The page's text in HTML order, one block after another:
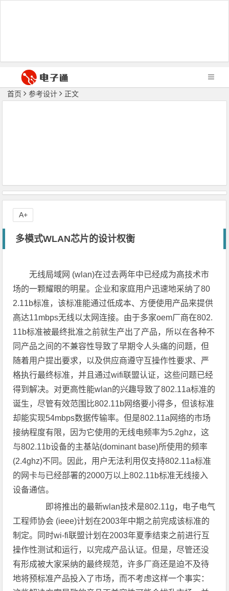
首页 参考设计 正文
多模式WLAN芯片的设计权衡
无线局域网 (wlan)在过去两年中已经成为高技术市
场的一颗耀眼的明星。企业和家庭用户迅速地采纳了80
2.11b标准，该标准能通过低成本、方便使用产品来提供
高达11mbps无线以太网连接。由于多家oem厂商在802.
11b标准被最终批准之前就生产出了产品，所以在各种不
同产品之间的不兼容性导致了早期令人头痛的问题，但
随着用户提出要求，以及供应商遵守互操作性要求、严
格执行最终标准，并且通过wifi联盟认证，这些问题已经
得到解决。对更高性能wlan的兴趣导致了802.11a标准的
诞生，尽管有效范围比802.11b网络要小得多，但该标准
却能实现54mbps数据传输率。但是802.11a网络的市场
接纳程度有限，因为它使用的无线电频率为5.2ghz，这
与802.11b设备的主基站(dominant base)所使用的频率
(2.4ghz)不同。因此，用户无法利用仅支持802.11a标准
的网卡与已经部署的2000万以上802.11b标准无线接入
设备通信。
即将推出的最新wlan技术是802.11g，电子电气
工程师协会 (ieee)计划在2003年中期之前完成该标准的
制定。同时wi-fi联盟计划在2003年夏季结束之前进行互
操作性测试和运行，以完成产品认证。但是，尽管还没
有形成被大家采纳的最终规范，许多厂商还是迫不及待
地将预标准产品投入了市场，而不考虑这样一个事实：
A+